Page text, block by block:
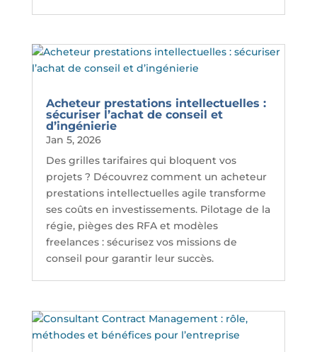
Acheteur prestations intellectuelles :
sécuriser l’achat de conseil et
d’ingénierie
Jan 5, 2026
Des grilles tarifaires qui bloquent vos
projets ? Découvrez comment un acheteur
prestations intellectuelles agile transforme
ses coûts en investissements. Pilotage de la
régie, pièges des RFA et modèles
freelances : sécurisez vos missions de
conseil pour garantir leur succès.